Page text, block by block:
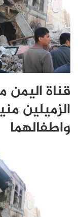
قناة
الزميلين
واطفالهما